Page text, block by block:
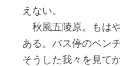
えない。
秋風五陵原。もは
ある。バス停のベン
そうした我々を見て